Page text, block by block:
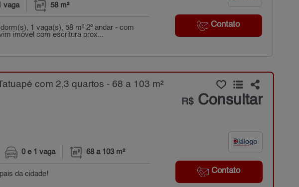
Contato
vaga 58 m²
1 vaga(s), 58 m² 2º andar - com
imóvel com escritura prox...
com 2,3 quartos - 68 a 103 m²
R$Consultar
Contato
0 e 1 vaga 68 a 103 m²
da cidade!